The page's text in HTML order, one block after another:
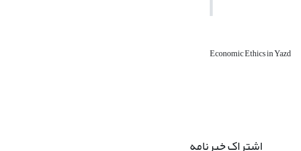
Economic Ethics in Yazd
اشتراک خبرنامه